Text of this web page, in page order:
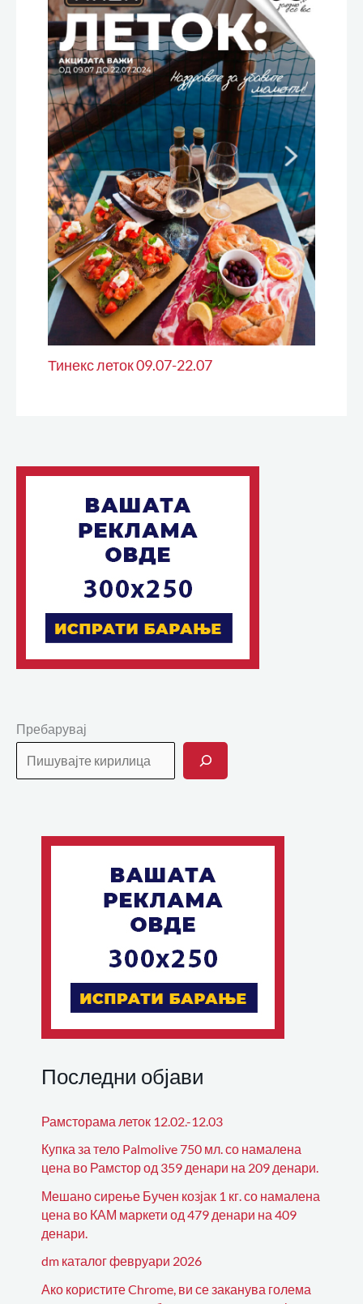
Тинекс леток 09.07-22.07
Пребарувај
Последни објави
Рамсторама леток 12.02.-12.03
Купка за тело Palmolive 750 мл. со намалена
цена во Рамстор од 359 денари на 209 денари.
Мешано сирење Бучен козјак 1 кг. со намалена
цена во КАМ маркети од 479 денари на 409
денари.
dm каталог февруари 2026
Ако користите Chrome, ви се заканува голема